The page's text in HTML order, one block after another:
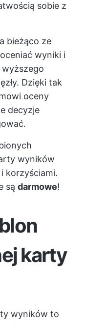
sobie z
bieżąco ze
wyniki i
Dzięki tak
oceny
decyzje
wyników
korzyściami.
są darmowe!
karty
wyników to